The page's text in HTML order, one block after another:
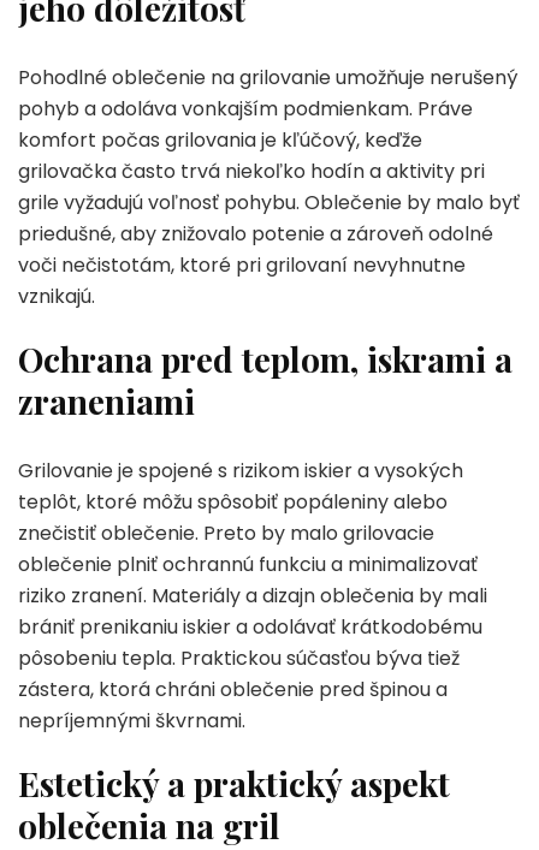
Pohodlné oblečenie na grilovanie umožňuje nerušený
pohyb a odoláva vonkajším podmienkam. Práve
komfort počas grilovania je kľúčový, keďže
grilovačka často trvá niekoľko hodín a aktivity pri
grile vyžadujú voľnosť pohybu. Oblečenie by malo byť
priedušné, aby znižovalo potenie a zároveň odolné
voči nečistotám, ktoré pri grilovaní nevyhnutne
vznikajú.
Ochrana pred teplom, iskrami a
zraneniami
Grilovanie je spojené s rizikom iskier a vysokých
teplôt, ktoré môžu spôsobiť popáleniny alebo
znečistiť oblečenie. Preto by malo grilovacie
oblečenie plniť ochrannú funkciu a minimalizovať
riziko zranení. Materiály a dizajn oblečenia by mali
brániť prenikaniu iskier a odolávať krátkodobému
pôsobeniu tepla. Praktickou súčasťou býva tiež
zástera, ktorá chráni oblečenie pred špinou a
nepríjemnými škvrnami.
Estetický a praktický aspekt
oblečenia na gril